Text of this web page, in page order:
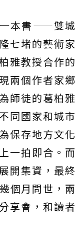
一本書——雙城
七堵的藝術家
雅教授合作的
兩個作者家鄉
師徒的葛柏雅
同國家和城市
保存地方文化
一拍即合。而
開集資，最終
個月問世，兩
享會，和讀者